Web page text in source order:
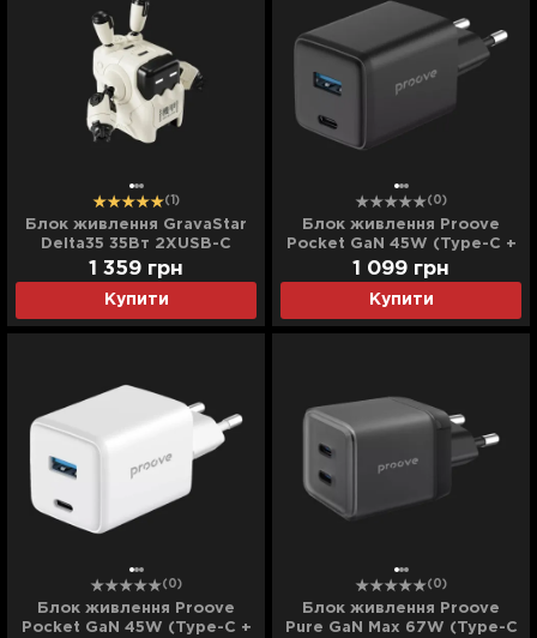
(1)
Блок живлення GravaStar
Delta35 35Вт 2XUSB-C
(White)
Купити
1 359 грн
(0)
Блок живлення Proove
Pocket GaN 45W (Type-C +
USB) (Black)
Купити
1 099 грн
(0)
Блок живлення Proove
Pocket GaN 45W (Type-C +
(0)
Блок живлення Proove
Pure GaN Max 67W (Type-C